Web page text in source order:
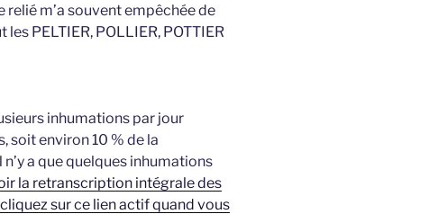
relié m’a souvent empêchée de
PELTIER, POLLIER, POTTIER
inhumations par jour
soit environ 10 % de la
a que quelques inhumations
la retranscription intégrale des
sur ce lien actif quand vous